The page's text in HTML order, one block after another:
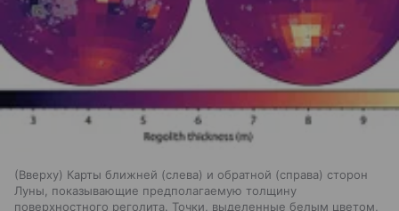
(Вверху) Карты ближней (слева) и обратной (справа) сторон
Луны, показывающие предполагаемую толщину
поверхностного реголита. Точки, выделенные белым цветом,